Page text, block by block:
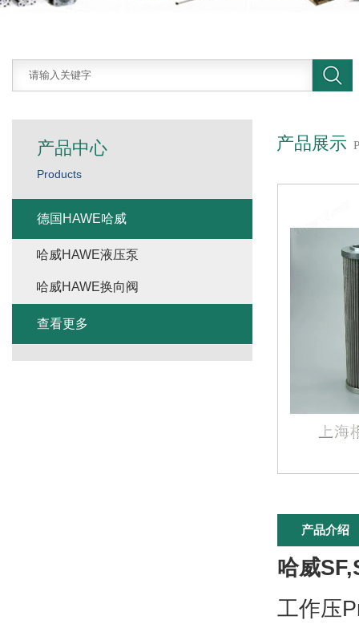
产品展示
产品介绍
哈威
工作压
产品中心
Products
德国HAWE哈威
哈威HAWE液压泵
哈威HAWE换向阀
查看更多